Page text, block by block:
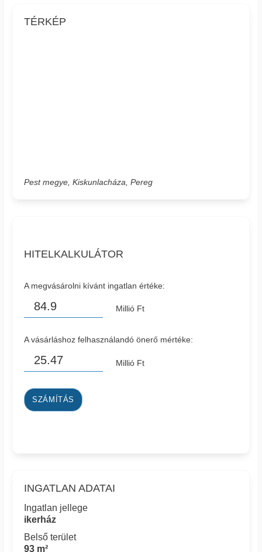
TÉRKÉP
Pest megye, Kiskunlacháza, Pereg
HITELKALKULÁTOR
A megvásárolni kívánt ingatlan értéke:
Millió Ft
A vásárláshoz felhasználandó önerő mértéke:
Millió Ft
SZÁMÍTÁS
INGATLAN ADATAI
Ingatlan jellege
ikerház
Belső terület
93 m²